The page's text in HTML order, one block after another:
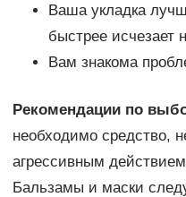
Ваша укладка
быстрее исчезает
Вам знакома
Рекомендации по
необходимо средство,
агрессивным
Бальзамы и маски